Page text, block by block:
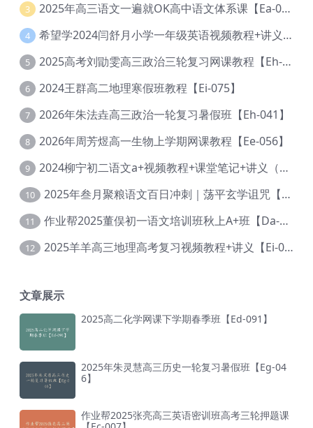
3 2025年高三语文一遍就OK高中语文体系课【Ea-028】
4 希望学2024闫舒月小学一年级英语视频教程+讲义【Cc-004】
5 2025高考刘勖雯高三政治三轮复习网课教程【Eh-061】
6 2024王群高二地理寒假班教程【Ei-075】
7 2026年朱法垚高三政治一轮复习暑假班【Eh-041】
8 2026年周芳煜高一生物上学期网课教程【Ee-056】
9 2024柳宁初二语文a+视频教程+课堂笔记+讲义（暑假班+秋季班）【Da-003】
10 2025年叁月聚粮语文百日冲刺｜荡平玄学诅咒【Ea-001】
11 作业帮2025董俣初一语文培训班秋上A+班【Da-038】
12 2025羊羊高三地理高考复习视频教程+讲义【Ei-051】
文章展示
2025高二化学网课下学期春季班【Ed-091】
2025年朱灵慧高三历史一轮复习暑假班【Eg-04
6】
作业帮2025张亮高三英语密训班高考三轮押题课